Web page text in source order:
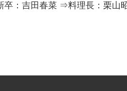
：吉田春菜 ⇒料理長：栗山